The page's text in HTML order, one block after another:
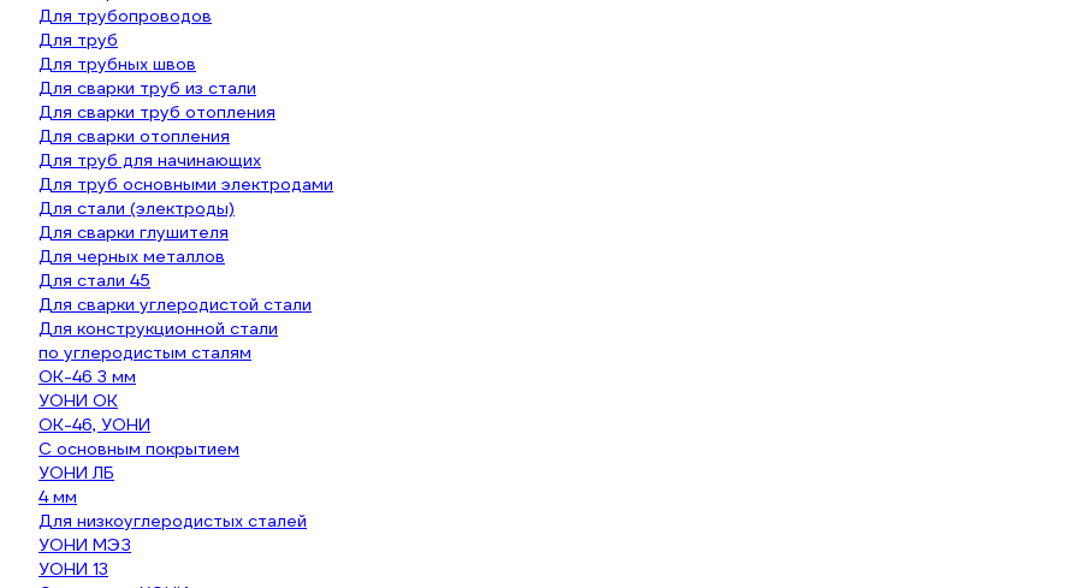
Для трубопроводов
Для труб
Для трубных швов
Для сварки труб из стали
Для сварки труб отопления
Для сварки отопления
Для труб для начинающих
Для труб основными электродами
Для стали (электроды)
Для сварки глушителя
Для черных металлов
Для стали 45
Для сварки углеродистой стали
Для конструкционной стали
по углеродистым сталям
ОК-46 3 мм
УОНИ ОК
ОК-46, УОНИ
С основным покрытием
УОНИ ЛБ
4 мм
Для низкоуглеродистых сталей
УОНИ МЭЗ
УОНИ 13